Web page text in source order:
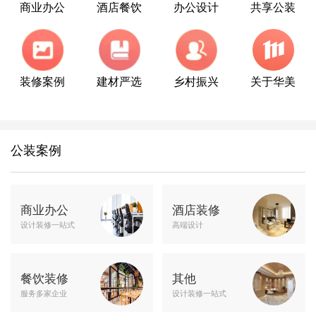
商业办公 酒店餐饮 办公设计 共享公装
装修案例 建材严选 乡村振兴 关于华美
公装案例
商业办公
设计装修一站式
酒店装修
高端设计
餐饮装修
服务多家企业
其他
设计装修一站式